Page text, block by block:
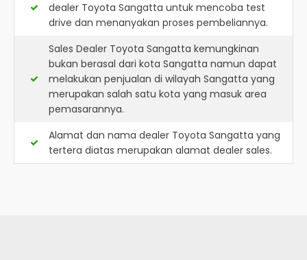
dealer Toyota Sangatta untuk mencoba test
drive dan menanyakan proses pembeliannya.
Sales Dealer Toyota Sangatta kemungkinan
bukan berasal dari kota Sangatta namun dapat
melakukan penjualan di wilayah Sangatta yang
merupakan salah satu kota yang masuk area
pemasarannya.
Alamat dan nama dealer Toyota Sangatta yang
tertera diatas merupakan alamat dealer sales.